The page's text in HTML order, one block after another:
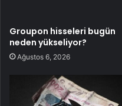
Groupon hisseleri bugün
neden yükseliyor?
Ağustos 6, 2026